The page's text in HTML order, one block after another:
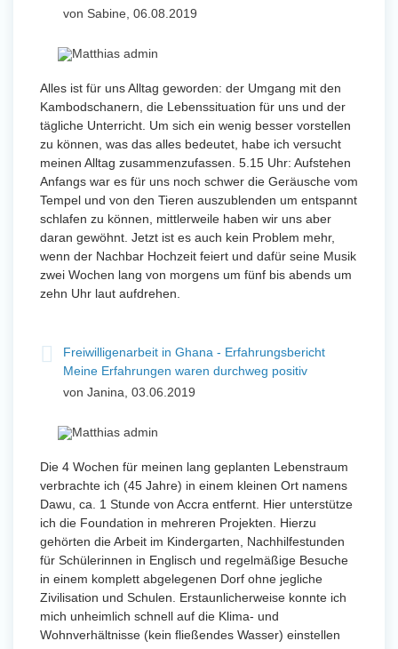
von Sabine, 06.08.2019
Alles ist für uns Alltag geworden: der Umgang mit den
Kambodschanern, die Lebenssituation für uns und der
tägliche Unterricht. Um sich ein wenig besser vorstellen
zu können, was das alles bedeutet, habe ich versucht
meinen Alltag zusammenzufassen. 5.15 Uhr: Aufstehen
Anfangs war es für uns noch schwer die Geräusche vom
Tempel und von den Tieren auszublenden um entspannt
schlafen zu können, mittlerweile haben wir uns aber
daran gewöhnt. Jetzt ist es auch kein Problem mehr,
wenn der Nachbar Hochzeit feiert und dafür seine Musik
zwei Wochen lang von morgens um fünf bis abends um
zehn Uhr laut aufdrehen.
Freiwilligenarbeit in Ghana - Erfahrungsbericht
Meine Erfahrungen waren durchweg positiv
von Janina, 03.06.2019
Die 4 Wochen für meinen lang geplanten Lebenstraum
verbrachte ich (45 Jahre) in einem kleinen Ort namens
Dawu, ca. 1 Stunde von Accra entfernt. Hier unterstütze
ich die Foundation in mehreren Projekten. Hierzu
gehörten die Arbeit im Kindergarten, Nachhilfestunden
für Schülerinnen in Englisch und regelmäßige Besuche
in einem komplett abgelegenen Dorf ohne jegliche
Zivilisation und Schulen. Erstaunlicherweise konnte ich
mich unheimlich schnell auf die Klima- und
Wohnverhältnisse (kein fließendes Wasser) einstellen